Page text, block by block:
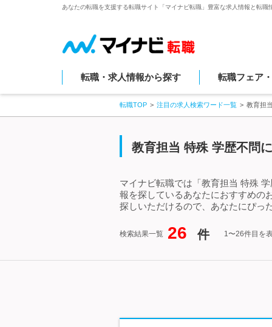
あなたの転職を支援する転職サイト「マイナビ転職」豊富な求人情報と転
転職・求人情報から探す 転職フェア
転職TOP 注目の求人検索ワード一覧 教育担
教育担当 特殊 学歴不問
マイナビ転職では「教育担当 特殊
報を探しているあなたにおすすめの
探しいただけるので、あなたにぴっ
検索結果一覧 26 件 1〜26件目を